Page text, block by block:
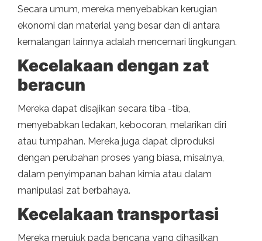
Secara umum, mereka menyebabkan kerugian
ekonomi dan material yang besar dan di antara
kemalangan lainnya adalah mencemari lingkungan.
Kecelakaan dengan zat
beracun
Mereka dapat disajikan secara tiba -tiba,
menyebabkan ledakan, kebocoran, melarikan diri
atau tumpahan. Mereka juga dapat diproduksi
dengan perubahan proses yang biasa, misalnya,
dalam penyimpanan bahan kimia atau dalam
manipulasi zat berbahaya.
Kecelakaan transportasi
Mereka merujuk pada bencana yang dihasilkan